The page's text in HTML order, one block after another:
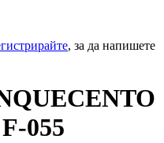
, за да напишете
055